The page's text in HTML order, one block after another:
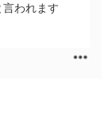
われます